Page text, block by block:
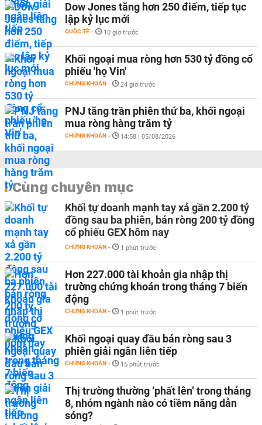
Dow Jones tăng hơn 250 điểm, tiếp tục
lập kỷ lục mới
QUỐC TẾ - 10 giờ trước
Khối ngoại mua ròng hơn 530 tỷ đồng cổ
phiếu 'họ Vin'
CHỨNG KHOÁN - 24 giờ trước
PNJ tăng trần phiên thứ ba, khối ngoại
mua ròng hàng trăm tỷ
CHỨNG KHOÁN - 14:58 | 05/08/2026
Cùng chuyên mục
Khối tự doanh mạnh tay xả gần 2.200 tỷ
đồng sau ba phiên, bán ròng 200 tỷ đồng
cổ phiếu GEX hôm nay
CHỨNG KHOÁN - 1 phút trước
Hơn 227.000 tài khoản gia nhập thị
trường chứng khoán trong tháng 7 biến
động
CHỨNG KHOÁN - 1 phút trước
Khối ngoại quay đầu bán ròng sau 3
phiên giải ngân liên tiếp
CHỨNG KHOÁN - 15 phút trước
Thị trường thường ‘phất lên’ trong tháng
8, nhóm ngành nào có tiềm năng dẫn
sóng?